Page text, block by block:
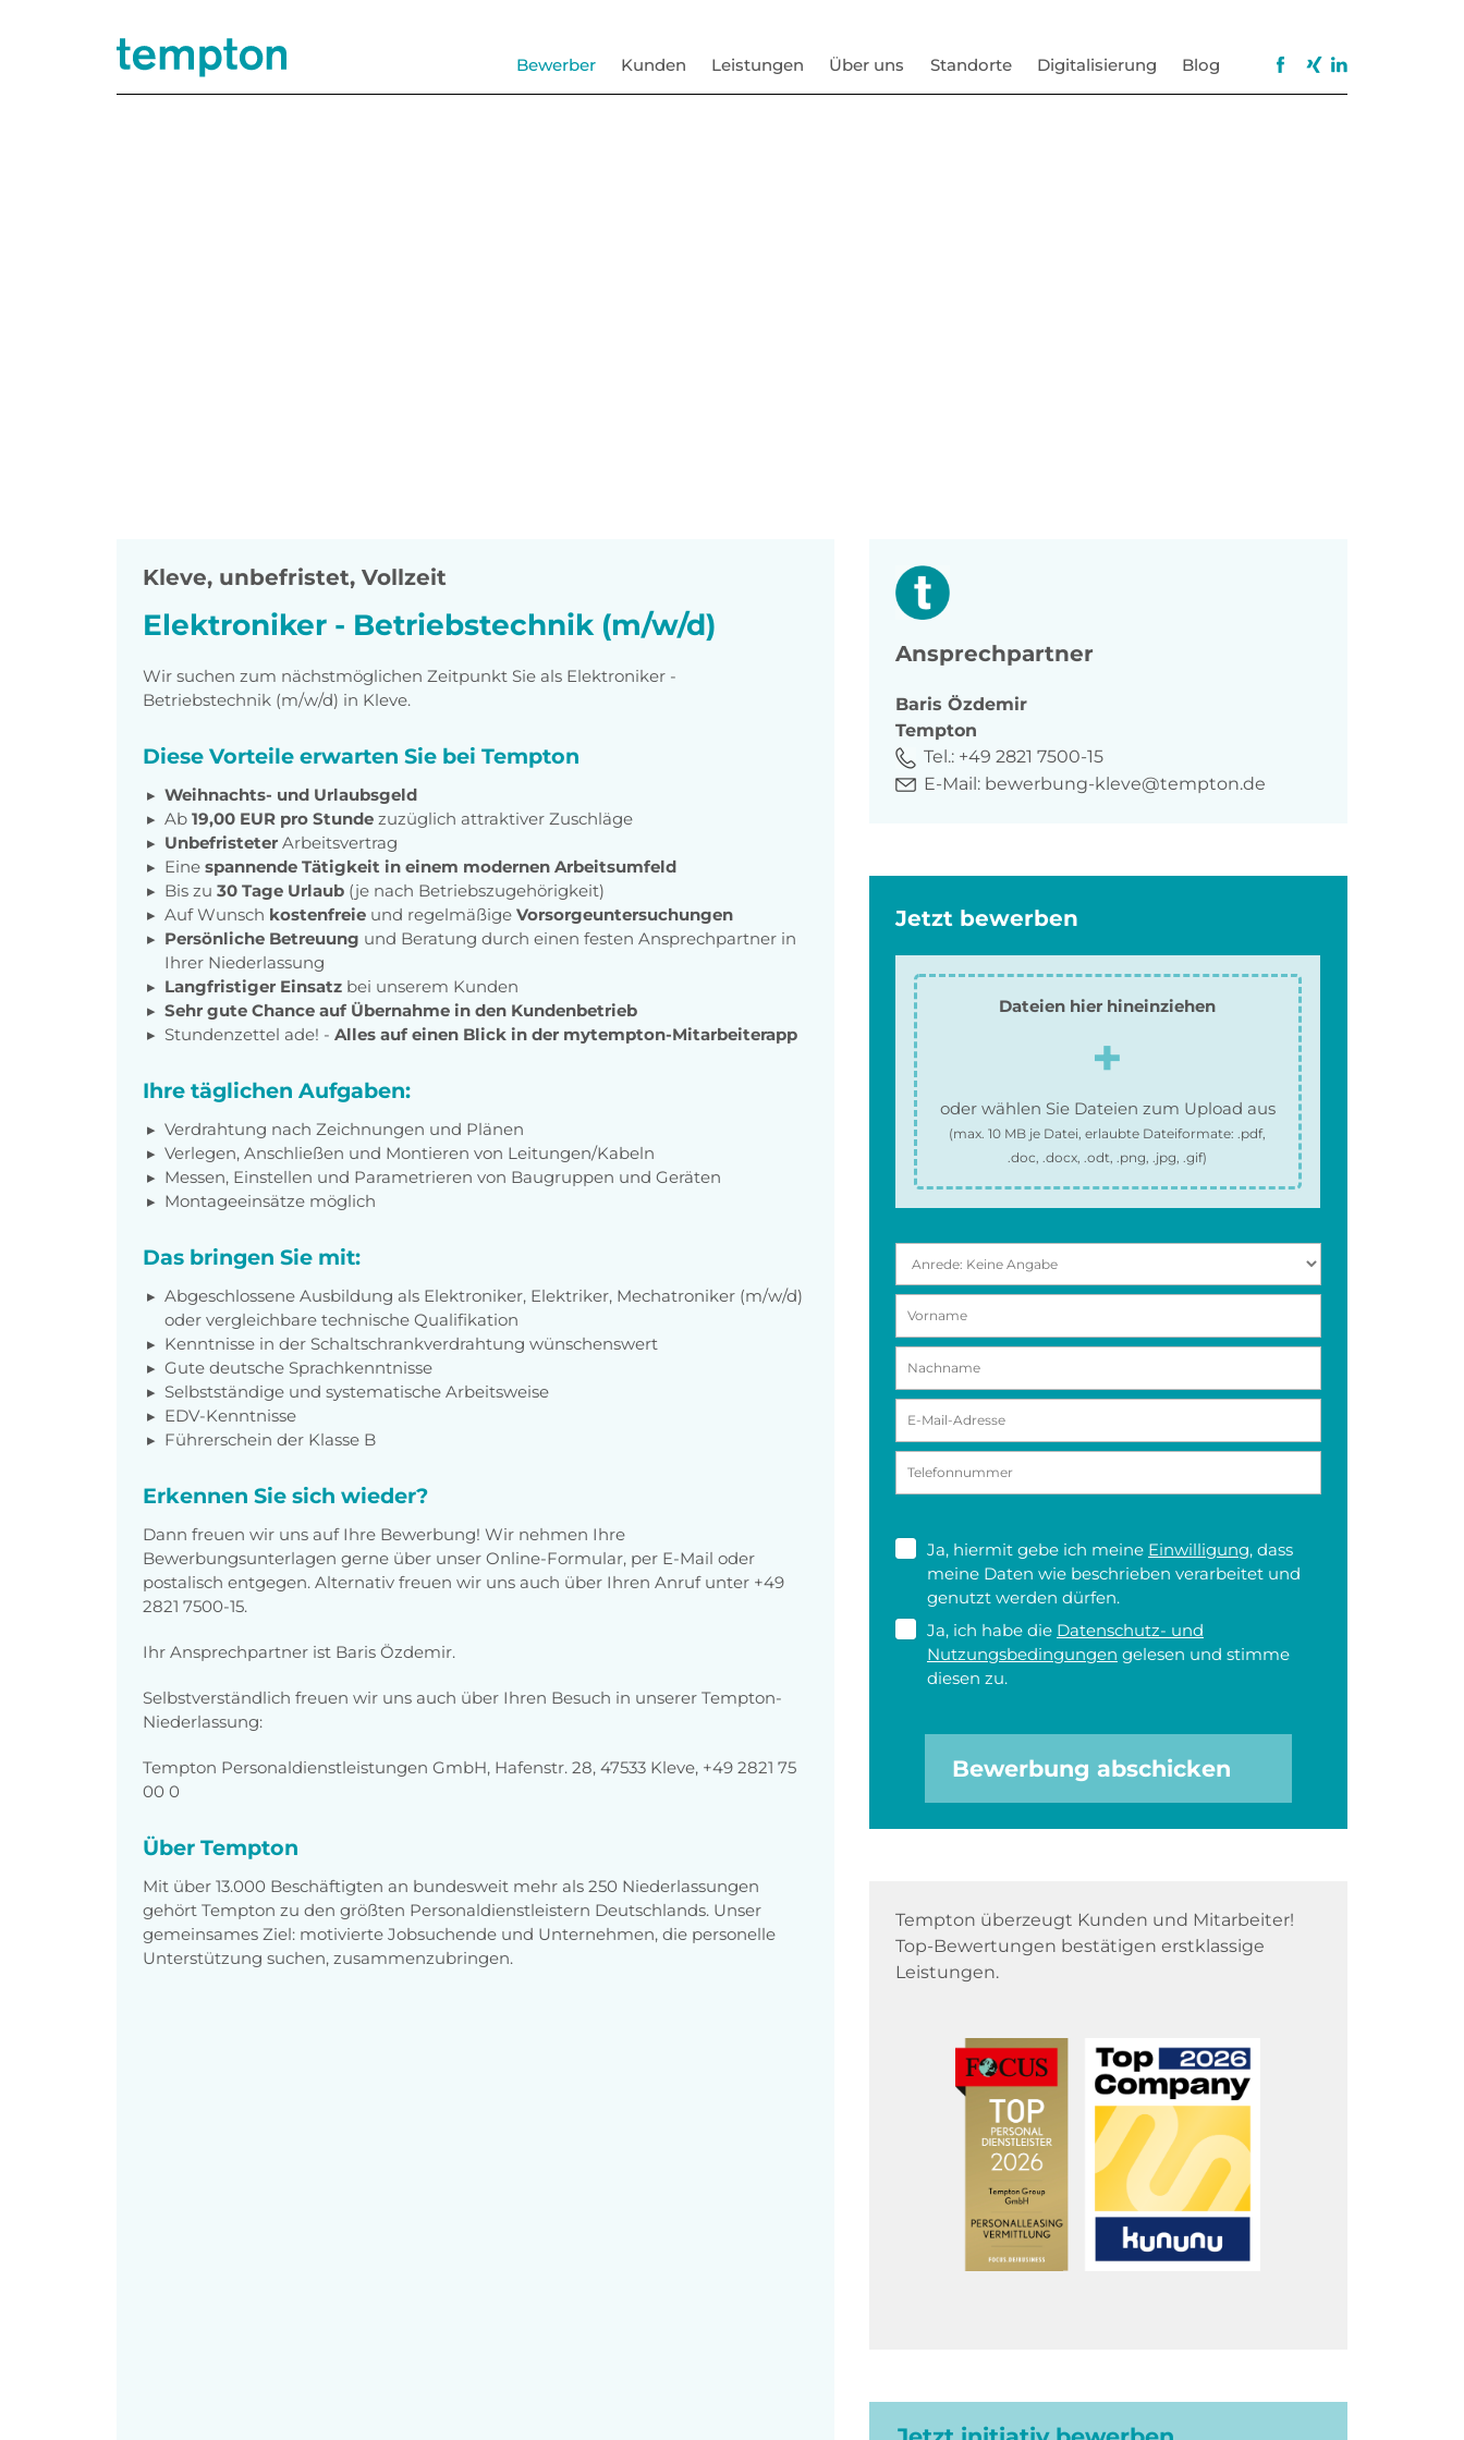
Bewerber Kunden Leistungen Über uns Standorte Digitalisierung Blog
Kleve, unbefristet, Vollzeit
Elektroniker - Betriebstechnik (m/w/d)
Wir suchen zum nächstmöglichen Zeitpunkt Sie als Elektroniker -
Betriebstechnik (m/w/d) in Kleve.
Diese Vorteile erwarten Sie bei Tempton
Weihnachts- und Urlaubsgeld
Ab 19,00 EUR pro Stunde zuzüglich attraktiver Zuschläge
Unbefristeter Arbeitsvertrag
Eine spannende Tätigkeit in einem modernen Arbeitsumfeld
Bis zu 30 Tage Urlaub (je nach Betriebszugehörigkeit)
Auf Wunsch kostenfreie und regelmäßige Vorsorgeuntersuchungen
Persönliche Betreuung und Beratung durch einen festen Ansprechpartner in
Ihrer Niederlassung
Langfristiger Einsatz bei unserem Kunden
Sehr gute Chance auf Übernahme in den Kundenbetrieb
Stundenzettel ade! - Alles auf einen Blick in der mytempton-Mitarbeiterapp
Ihre täglichen Aufgaben:
Verdrahtung nach Zeichnungen und Plänen
Verlegen, Anschließen und Montieren von Leitungen/Kabeln
Messen, Einstellen und Parametrieren von Baugruppen und Geräten
Montageeinsätze möglich
Das bringen Sie mit:
Abgeschlossene Ausbildung als Elektroniker, Elektriker, Mechatroniker (m/w/d)
oder vergleichbare technische Qualifikation
Kenntnisse in der Schaltschrankverdrahtung wünschenswert
Gute deutsche Sprachkenntnisse
Selbstständige und systematische Arbeitsweise
EDV-Kenntnisse
Führerschein der Klasse B
Erkennen Sie sich wieder?
Dann freuen wir uns auf Ihre Bewerbung! Wir nehmen Ihre
Bewerbungsunterlagen gerne über unser Online-Formular, per E-Mail oder
postalisch entgegen. Alternativ freuen wir uns auch über Ihren Anruf unter +49
2821 7500-15.
Ihr Ansprechpartner ist Baris Özdemir.
Selbstverständlich freuen wir uns auch über Ihren Besuch in unserer Tempton-
Niederlassung:
Tempton Personaldienstleistungen GmbH, Hafenstr. 28, 47533 Kleve, +49 2821 75
00 0
Über Tempton
Mit über 13.000 Beschäftigten an bundesweit mehr als 250 Niederlassungen
gehört Tempton zu den größten Personaldienstleistern Deutschlands. Unser
gemeinsames Ziel: motivierte Jobsuchende und Unternehmen, die personelle
Unterstützung suchen, zusammenzubringen.
Ansprechpartner
Baris Özdemir
Tempton
Tel.: +49 2821 7500-15
E-Mail: bewerbung-kleve@tempton.de
Jetzt bewerben
Dateien hier hineinziehen
oder wählen Sie Dateien zum Upload aus
(max.10 MB je Datei, erlaubte Dateiformate:.pdf,
.doc, .docx, .odt, .png, .jpg, .gif)
Ja, hiermit gebe ich meine Einwilligung, dass
meine Daten wie beschrieben verarbeitet und
genutzt werden dürfen.
Ja, ich habe die Datenschutz- und
Nutzungsbedingungen gelesen und stimme
diesen zu.
Bewerbung abschicken
Tempton überzeugt Kunden und Mitarbeiter!
Top-Bewertungen bestätigen erstklassige
Leistungen.